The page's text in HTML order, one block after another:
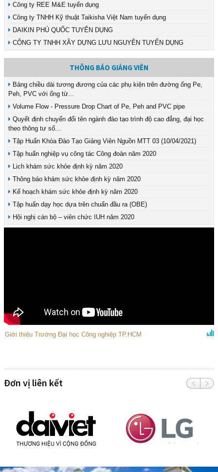
Công ty REE M&E tuyển dụng
Công ty TNHH Kỹ thuật Taikisha Việt Nam tuyển dụng
DAIKIN PHÚ QUỐC TUYỂN DỤNG
CÔNG TY TNHH XÂY DỰNG LƯU NGUYÊN TUYỂN DỤNG
THÔNG BÁO GIẢNG VIÊN
Bảng chiều dài tương đương của các phụ kiện trên đường ống Pe,
Peh, PVC với ống từ...
Volume Flow - Pressure Drop Chart of Pe, Peh and PVC pipe
Quyết định chuyển đổi tên ngành đào tạo trình độ cao đẳng, đại học
theo thông tư số...
Tập Huấn Khóa Đào Tạo Giảng Viên Nguồn MTT 03 (10/04/2021)
Tập huấn nghiệp vụ công tác Công đoàn năm 2020
Lich khám sức khỏe định kỳ năm 2020
Thông báo khám sức khỏe định kỳ năm 2020
Kế hoạch khám sức khỏe định kỳ năm 2020
Tập huấn dạy học dựa trên chuẩn đầu ra (OBE)
Hội nghị cán bộ – viên chức IUH năm 2020
Giới thiệu Trường Đại học Công nghiệp TP.HCM
Đơn vị liên kết